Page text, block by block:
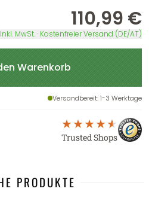
110,99 €
inkl. MwSt. · Kostenfreier Versand (DE/AT)
Warenkorb
Versandbereit: 1-3 Werktage
Trusted Shops
PRODUKTE